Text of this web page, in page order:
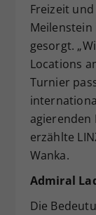
Freizeit
gesorgt.
Locations
Turnier
agierenden
erzählte
Wanka.
Admiral
Die